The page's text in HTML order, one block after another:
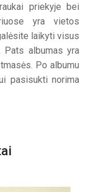
priekyje bei
yra vietos
laikyti visus
Pats albumas yra
Po albumu
pasisukti norima